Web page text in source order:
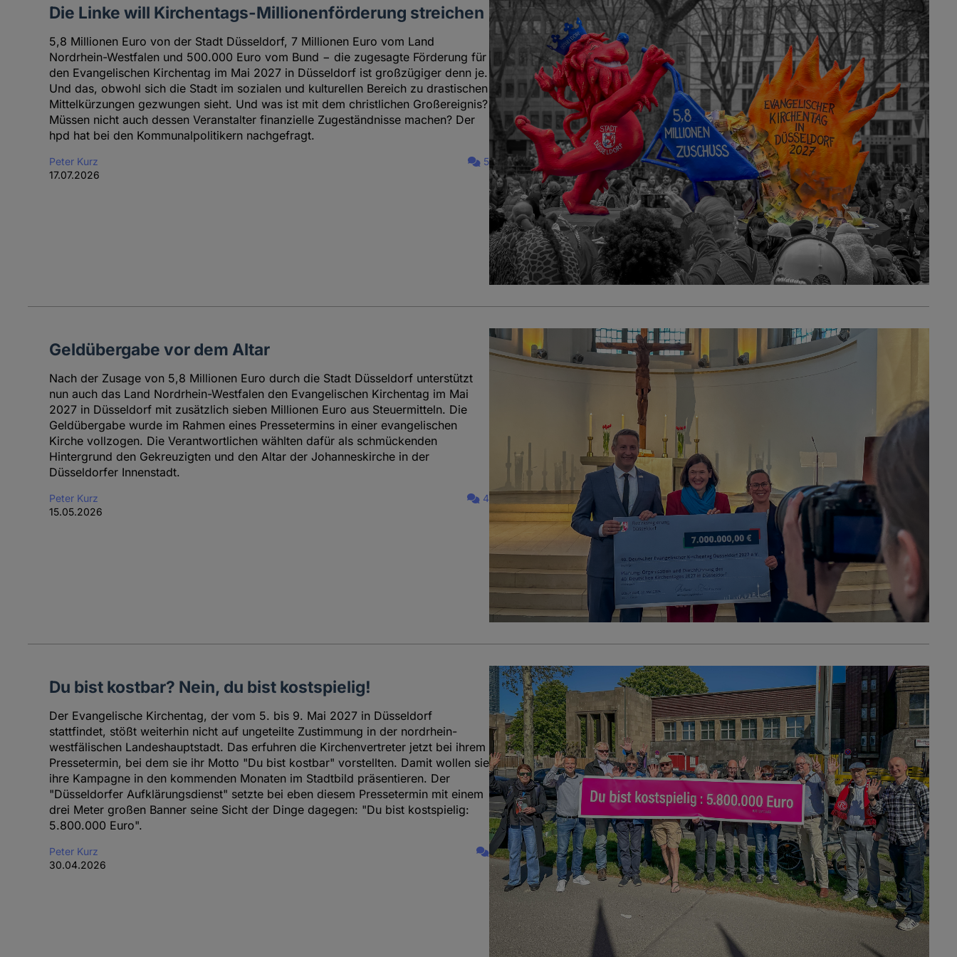
Die Linke will Kirchentags-Millionenförderung streichen
5,8 Millionen Euro von der Stadt Düsseldorf, 7 Millionen Euro vom Land
Nordrhein-Westfalen und 500.000 Euro vom Bund − die zugesagte Förderung für
den Evangelischen Kirchentag im Mai 2027 in Düsseldorf ist großzügiger denn je.
Und das, obwohl sich die Stadt im sozialen und kulturellen Bereich zu drastischen
Mittelkürzungen gezwungen sieht. Und was ist mit dem christlichen Großereignis?
Müssen nicht auch dessen Veranstalter finanzielle Zugeständnisse machen? Der
hpd hat bei den Kommunalpolitikern nachgefragt.
Peter Kurz
17.07.2026
5
Geldübergabe vor dem Altar
Nach der Zusage von 5,8 Millionen Euro durch die Stadt Düsseldorf unterstützt
nun auch das Land Nordrhein-Westfalen den Evangelischen Kirchentag im Mai
2027 in Düsseldorf mit zusätzlich sieben Millionen Euro aus Steuermitteln. Die
Geldübergabe wurde im Rahmen eines Pressetermins in einer evangelischen
Kirche vollzogen. Die Verantwortlichen wählten dafür als schmückenden
Hintergrund den Gekreuzigten und den Altar der Johanneskirche in der
Düsseldorfer Innenstadt.
Peter Kurz
15.05.2026
4
Du bist kostbar? Nein, du bist kostspielig!
Der Evangelische Kirchentag, der vom 5. bis 9. Mai 2027 in Düsseldorf
stattfindet, stößt weiterhin nicht auf ungeteilte Zustimmung in der nordrhein-
westfälischen Landeshauptstadt. Das erfuhren die Kirchenvertreter jetzt bei ihrem
Pressetermin, bei dem sie ihr Motto "Du bist kostbar" vorstellten. Damit wollen sie
ihre Kampagne in den kommenden Monaten im Stadtbild präsentieren. Der
"Düsseldorfer Aufklärungsdienst" setzte bei eben diesem Pressetermin mit einem
drei Meter großen Banner seine Sicht der Dinge dagegen: "Du bist kostspielig:
5.800.000 Euro".
Peter Kurz
30.04.2026